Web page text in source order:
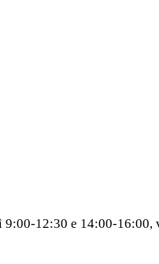
12:30 e 14:00-16:00,